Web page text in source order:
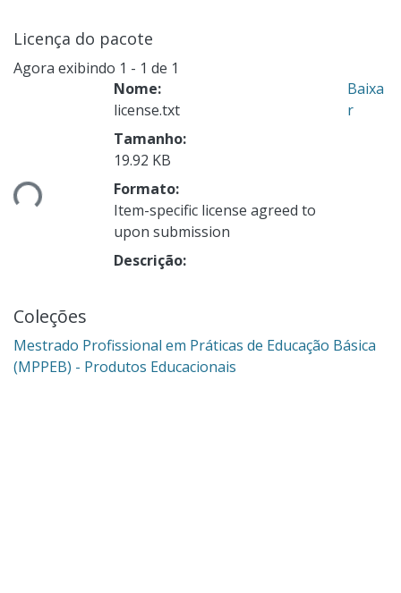
Licença do pacote
Agora exibindo 1 - 1 de 1
Nome:
license.txt
Tamanho:
19.92 KB
Formato:
Item-specific license agreed to
upon submission
Descrição:
Baixa
r
Coleções
Mestrado Profissional em Práticas de Educação Básica
(MPPEB) - Produtos Educacionais